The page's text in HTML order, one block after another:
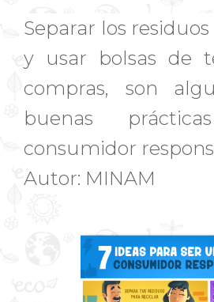
Separar los
y usar bolsas de
compras, son
buenas
consumidor
Autor: MINAM